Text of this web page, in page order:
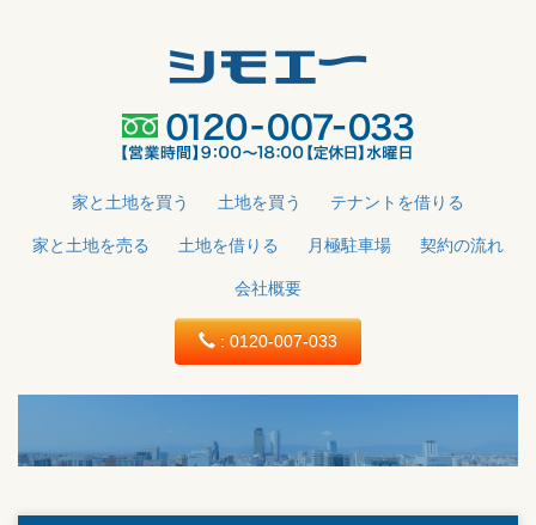
家と土地を買う 土地を買う
テナントを借りる
家と土地を売る
土地を借りる 月極駐車場
契約の流れ
会社概要
: 0120-007-033